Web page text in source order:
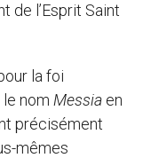
de l’Esprit Saint
la foi
nom Messia en
précisément
mêmes